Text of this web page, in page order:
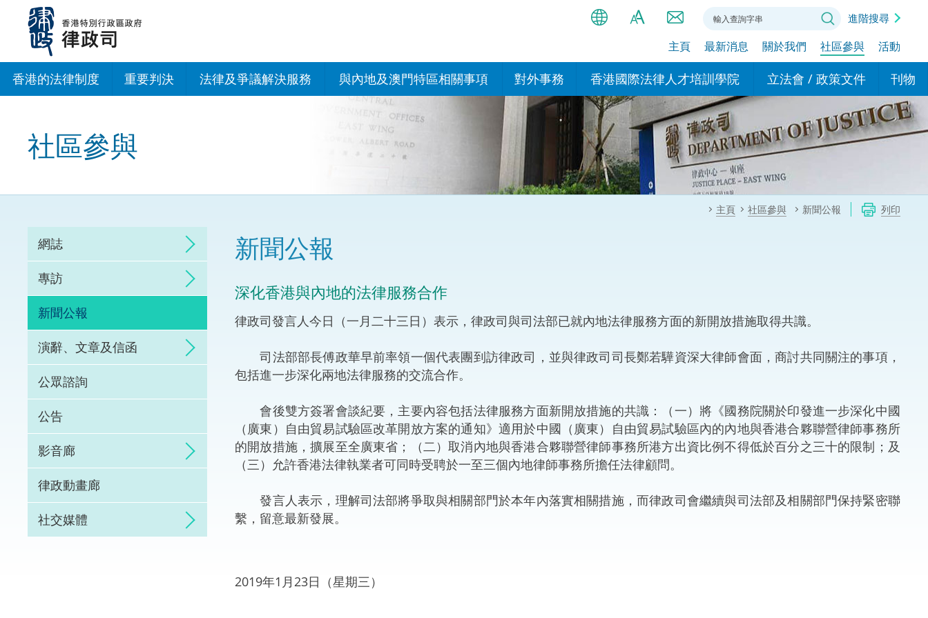
內
简
EN
Bahasa Indonesia (印尼語)
हिन्दी (印度語)
नेपाली (尼泊爾語)
Tiếng Việt (越南語)
A
A
進階搜尋
主頁 最新消息 關於我們 社區參與 活動
香港的法律制度 重要判決 法律及爭議解決服務
訴訟
網上爭議解決及法律科技
體育爭議解決先導計劃
能力建設
法律樞紐
促成交易和爭議解決服務中心
與內地及澳門特區相關事項
與內地的安排
香港與內地相互認可和執行民
商事案件判決的安排
關於建立更緊密經貿關係的安
與澳門特區的安排
“一帶一路”建設
粵港澳大灣區
對外事務
國際政府機構在香港設立辦事
處或運作
多邊協定
其他協定
香港國際法律人才培訓學院
我們的學院
我們的專家委員會
我們的辦公室
我們的培訓課程和能力建設項
立法會 / 政策文件
現行政策措施
政策文件
特別財務委員會
刊物
基本
民事
維護
相互
社區參與
主頁 社區參與 新聞公報 列印
網誌
專訪
新聞公報
演辭、文章及信函
公眾諮詢
公告
影音廊
律政動畫廊
社交媒體
新聞公報
深化香港與內地的法律服務合作
律政司發言人今日（一月二十三日）表示，律政司與司法部已就內地法律服務方面的新開放措施取得共識。
司法部部長傅政華早前率領一個代表團到訪律政司，並與律政司司長鄭若驊資深大律師會面，商討共同關注的事項，
包括進一步深化兩地法律服務的交流合作。
會後雙方簽署會談紀要，主要內容包括法律服務方面新開放措施的共識：（一）將《國務院關於印發進一步深化中國
（廣東）自由貿易試驗區改革開放方案的通知》適用於中國（廣東）自由貿易試驗區內的內地與香港合夥聯營律師事務所
的開放措施，擴展至全廣東省；（二）取消內地與香港合夥聯營律師事務所港方出資比例不得低於百分之三十的限制；及
（三）允許香港法律執業者可同時受聘於一至三個內地律師事務所擔任法律顧問。
發言人表示，理解司法部將爭取與相關部門於本年內落實相關措施，而律政司會繼續與司法部及相關部門保持緊密聯
繫，留意最新發展。
2019年1月23日（星期三）